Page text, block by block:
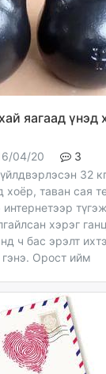
яагаад үнэд
04/20
3
32
таван сая
интернетээр
хэрэг
ч бас эрэлт
Орост ийм